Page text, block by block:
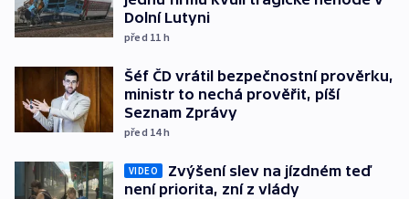
Dolní Lutyni
před 11 h
Šéf ČD vrátil bezpečnostní prověrku,
ministr to nechá prověřit, píší
Seznam Zprávy
před 14h
VIDEO
Zvýšení slev na jízdném teď
není priorita, zní z vlády